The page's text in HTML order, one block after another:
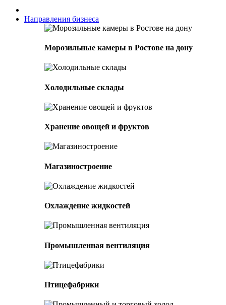
Направления бизнеса
Морозильные камеры в Ростове на дону
Холодильные склады
Хранение овощей и фруктов
Магазиностроение
Охлаждение жидкостей
Промышленная вентиляция
Птицефабрики